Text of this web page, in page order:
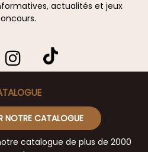
actualités et jeux
NOTRE CATALOGUE
catalogue de plus de 2000